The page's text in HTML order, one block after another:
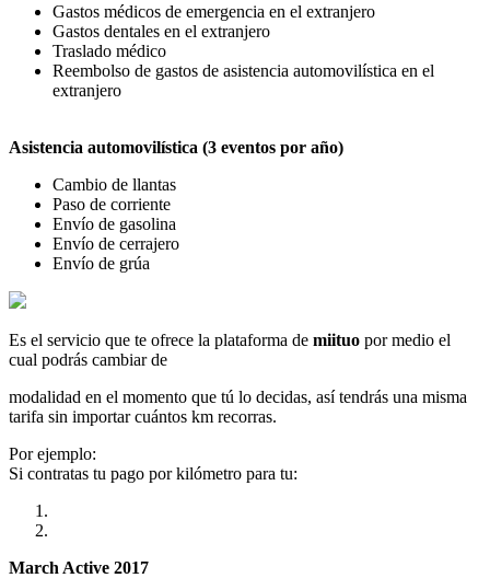
Gastos médicos de emergencia en el extranjero
Gastos dentales en el extranjero
Traslado médico
Reembolso de gastos de asistencia automovilística en el
extranjero
Asistencia automovilística (3 eventos por año)
Cambio de llantas
Paso de corriente
Envío de gasolina
Envío de cerrajero
Envío de grúa
Es el servicio que te ofrece la plataforma de miituo por medio el
cual podrás cambiar de
modalidad en el momento que tú lo decidas, así tendrás una misma
tarifa sin importar cuántos km recorras.
Por ejemplo:
Si contratas tu pago por kilómetro para tu:
March Active 2017